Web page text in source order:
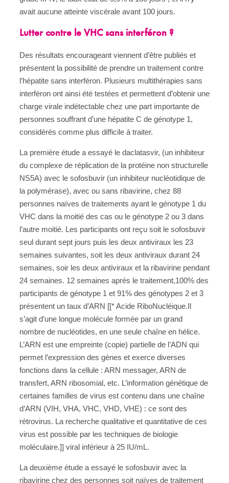
avait aucune atteinte viscérale avant 100 jours.
Lutter contre le VHC sans interféron ?
Des résultats encourageant viennent d’être publiés et
présentent la possibilité de prendre un traitement contre
l’hépatite sans interféron. Plusieurs multithérapies sans
interféron ont ainsi été testées et permettent d’obtenir une
charge virale indétectable chez une part importante de
personnes souffrant d’une hépatite C de génotype 1,
considérés comme plus difficile à traiter.
La première étude a essayé le daclatasvir, (un inhibiteur
du complexe de réplication de la protéine non structurelle
NS5A) avec le sofosbuvir (un inhibiteur nucléotidique de
la polymérase), avec ou sans ribavirine, chez 88
personnes naïves de traitements ayant le génotype 1 du
VHC dans la moitié des cas ou le génotype 2 ou 3 dans
l’autre moitié. Les participants ont reçu soit le sofosbuvir
seul durant sept jours puis les deux antiviraux les 23
semaines suivantes, soit les deux antiviraux durant 24
semaines, soir les deux antiviraux et la ribavirine pendant
24 semaines. 12 semaines après le traitement,100% des
participants de génotype 1 et 91% des génotypes 2 et 3
présentent un taux d’ARN [[* Acide RiboNucléique.Il
s’agit d’une longue molécule formée par un grand
nombre de nucléotides, en une seule chaîne en hélice.
L’ARN est une empreinte (copie) partielle de l’ADN qui
permet l’expression des gènes et exerce diverses
fonctions dans la cellule : ARN messager, ARN de
transfert, ARN ribosomial, etc. L’information génétique de
certaines familles de virus est contenu dans une chaîne
d’ARN (VIH, VHA, VHC, VHD, VHE) : ce sont des
rétrovirus. La recherche qualitative et quantitative de ces
virus est possible par les techniques de biologie
moléculaire.]] viral inférieur à 25 IU/mL.
La deuxième étude a essayé le sofosbuvir avec la
ribavirine chez des personnes soit naïves de traitement